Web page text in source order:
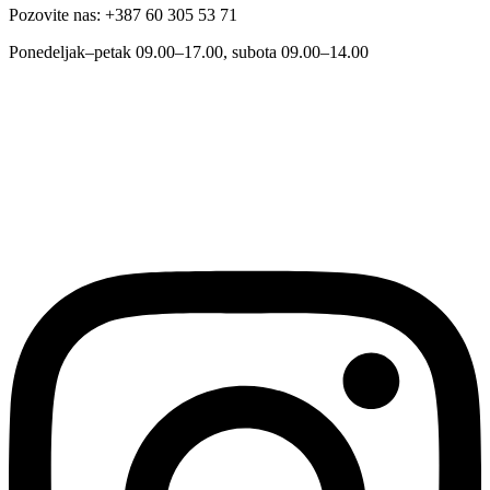
Pozovite nas: +387 60 305 53 71
Ponedeljak–petak 09.00–17.00, subota 09.00–14.00